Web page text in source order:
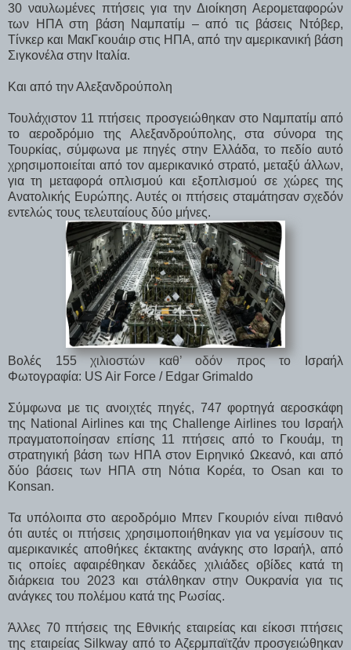
30 ναυλωμένες πτήσεις για την Διοίκηση Αερομεταφορών
των ΗΠΑ στη βάση Ναμπατίμ – από τις βάσεις Ντόβερ,
Τίνκερ και ΜακΓκουάιρ στις ΗΠΑ, από την αμερικανική βάση
Σιγκονέλα στην Ιταλία.
Και από την Αλεξανδρούπολη
Τουλάχιστον 11 πτήσεις προσγειώθηκαν στο Ναμπατίμ από
το αεροδρόμιο της Αλεξανδρούπολης, στα σύνορα της
Τουρκίας, σύμφωνα με πηγές στην Ελλάδα, το πεδίο αυτό
χρησιμοποιείται από τον αμερικανικό στρατό, μεταξύ άλλων,
για τη μεταφορά οπλισμού και εξοπλισμού σε χώρες της
Ανατολικής Ευρώπης. Αυτές οι πτήσεις σταμάτησαν σχεδόν
εντελώς τους τελευταίους δύο μήνες.
Βολές 155 χιλιοστών καθ’ οδόν προς το Ισραήλ
Φωτογραφία: US Air Force / Edgar Grimaldo
Σύμφωνα με τις ανοιχτές πηγές, 747 φορτηγά αεροσκάφη
της National Airlines και της Challenge Airlines του Ισραήλ
πραγματοποίησαν επίσης 11 πτήσεις από το Γκουάμ, τη
στρατηγική βάση των ΗΠΑ στον Ειρηνικό Ωκεανό, και από
δύο βάσεις των ΗΠΑ στη Νότια Κορέα, το Osan και το
Konsan.
Τα υπόλοιπα στο αεροδρόμιο Μπεν Γκουριόν είναι πιθανό
ότι αυτές οι πτήσεις χρησιμοποιήθηκαν για να γεμίσουν τις
αμερικανικές αποθήκες έκτακτης ανάγκης στο Ισραήλ, από
τις οποίες αφαιρέθηκαν δεκάδες χιλιάδες οβίδες κατά τη
διάρκεια του 2023 και στάλθηκαν στην Ουκρανία για τις
ανάγκες του πολέμου κατά της Ρωσίας.
Άλλες 70 πτήσεις της Εθνικής εταιρείας και είκοσι πτήσεις
της εταιρείας Silkway από το Αζερμπαϊτζάν προσγειώθηκαν